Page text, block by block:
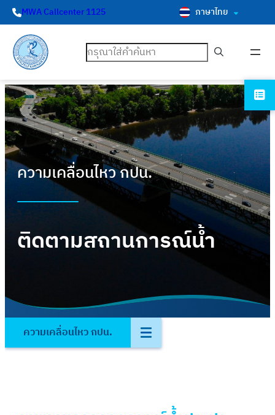
MWA Callcenter 1125 ภาษาไทย
ค้นหา
ความเคลื่อนไหว กปน.
ติดตามสถานการณ์น้ำ
ความเคลื่อนไหว กปน.